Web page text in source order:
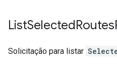
ListSelectedRoutes
Solicitação para listar